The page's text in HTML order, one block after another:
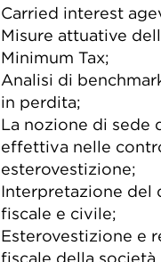
Carried interest
Misure attuative
Minimum Tax;
Analisi di
in perdita;
La nozione di sede
effettiva nelle
esterovestizione;
Interpretazione del
fiscale e civile;
Esterovestizione e
fiscale della società